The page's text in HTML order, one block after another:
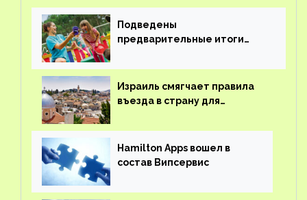
Подведены
предварительные итоги
Израиль смягчает правила
въезда в страну для
Hamilton Apps вошел в
состав Випсервис